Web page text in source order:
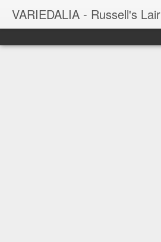
VARIEDALIA - Russell's Lair